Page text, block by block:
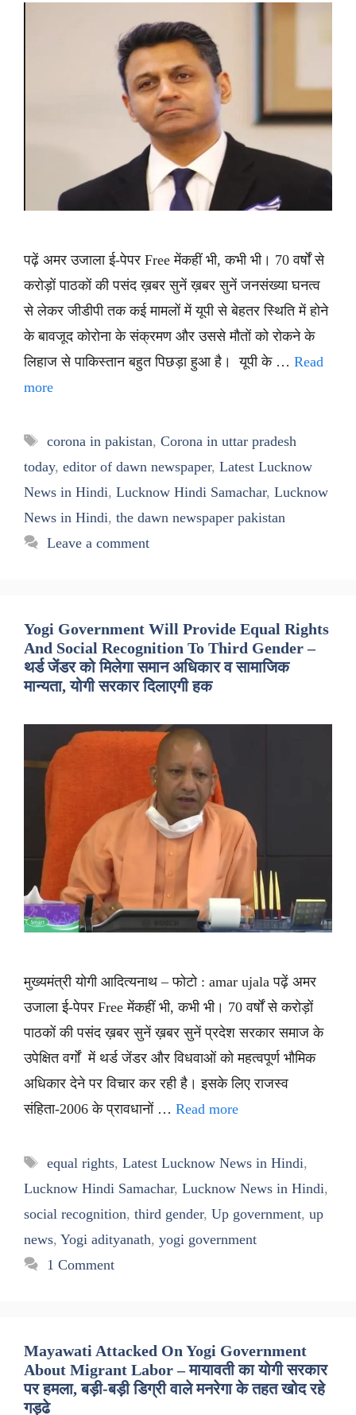
पढ़ें अमर उजाला ई-पेपर Free मेंकहीं भी, कभी भी। 70 वर्षों से
करोड़ों पाठकों की पसंद ख़बर सुनें ख़बर सुनें जनसंख्या घनत्व
से लेकर जीडीपी तक कई मामलों में यूपी से बेहतर स्थिति में होने
के बावजूद कोरोना के संक्रमण और उससे मौतों को रोकने के
लिहाज से पाकिस्तान बहुत पिछड़ा हुआ है। यूपी के … Read
more
Tags
corona in pakistan, Corona in uttar pradesh
today, editor of dawn newspaper, Latest Lucknow
News in Hindi, Lucknow Hindi Samachar, Lucknow
News in Hindi, the dawn newspaper pakistan
Leave a comment
Yogi Government Will Provide Equal Rights
And Social Recognition To Third Gender –
थर्ड जेंडर को मिलेगा समान अधिकार व सामाजिक
मान्यता, योगी सरकार दिलाएगी हक
मुख्यमंत्री योगी आदित्यनाथ – फोटो : amar ujala पढ़ें अमर
उजाला ई-पेपर Free मेंकहीं भी, कभी भी। 70 वर्षों से करोड़ों
पाठकों की पसंद ख़बर सुनें ख़बर सुनें प्रदेश सरकार समाज के
उपेक्षित वर्गों में थर्ड जेंडर और विधवाओं को महत्वपूर्ण भौमिक
अधिकार देने पर विचार कर रही है। इसके लिए राजस्व
संहिता-2006 के प्रावधानों … Read more
Tags
equal rights, Latest Lucknow News in Hindi,
Lucknow Hindi Samachar, Lucknow News in Hindi,
social recognition, third gender, Up government, up
news, Yogi adityanath, yogi government
1 Comment
Mayawati Attacked On Yogi Government
About Migrant Labor – मायावती का योगी सरकार
पर हमला, बड़ी-बड़ी डिग्री वाले मनरेगा के तहत खोद रहे
गड्ढे